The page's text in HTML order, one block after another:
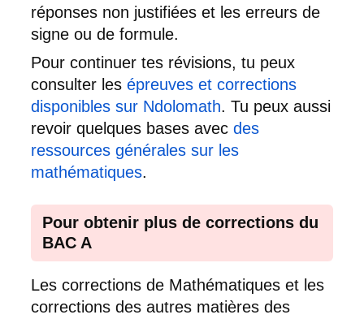
réponses non justifiées et les erreurs de
signe ou de formule.
Pour continuer tes révisions, tu peux
consulter les épreuves et corrections
disponibles sur Ndolomath. Tu peux aussi
revoir quelques bases avec des
ressources générales sur les
mathématiques.
Pour obtenir plus de corrections du
BAC A
Les corrections de Mathématiques et les
corrections des autres matières des